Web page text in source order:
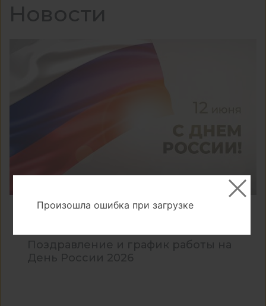
Новости
Поздравление и график работы на
День России 2026
Произошла ошибка при загрузке